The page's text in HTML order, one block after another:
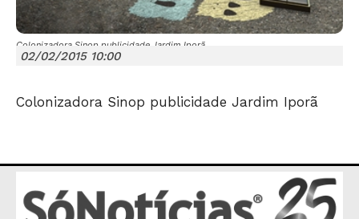
JUNTE-SE NO WHATSAPP
HOME
Colonizadora Sinop publicidade Jardim Iporã
02/02/2015 10:00
Colonizadora Sinop publicidade Jardim Iporã